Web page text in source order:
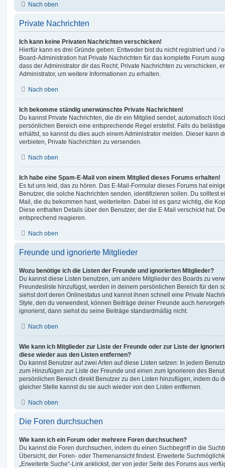
Nach oben
Private Nachrichten
Ich kann keine Privaten Nachrichten verschicken!
Hierfür kann es drei Gründe geben: Entweder bist du nicht registriert und /
Board-Administration hat Private Nachrichten für das komplette Forum
dass der Administrator dir das Recht, Private Nachrichten zu verschicken,
Administrator, um weitere Informationen zu erhalten.
Nach oben
Ich bekomme ständig unerwünschte Private Nachrichten!
Du kannst Private Nachrichten, die dir ein Mitglied sendet, automatisch
persönlichen Bereich eine entsprechende Regel erstellst. Falls du
erhältst, so kannst du dies auch einem Administrator melden. Dieser kann
verbieten, Private Nachrichten zu versenden.
Nach oben
Ich habe eine Spam-E-Mail von einem Mitglied dieses Forums erhalten!
Es tut uns leid, das zu hören. Das E-Mail-Formular dieses Forums hat
Benutzer, die solche Nachrichten senden, identifizieren sollen. Du solltest
Mail, die du bekommen hast, weiterleiten. Dabei ist es ganz wichtig, die
Diese enthalten Details über den Benutzer, der die E-Mail verschickt hat.
entsprechend reagieren.
Nach oben
Freunde und ignorierte Mitglieder
Wozu benötige ich die Listen der Freunde und ignorierten Mitglieder?
Du kannst diese Listen benutzen, um andere Mitglieder des Boards zu
Freundesliste hinzufügst, werden in deinem persönlichen Bereich für den
siehst dort deren Onlinestatus und kannst ihnen schnell eine Private
Style, den du verwendest, können Beiträge deiner Freunde auch
ignorierst, dann siehst du seine Beiträge standardmäßig nicht.
Nach oben
Wie kann ich Mitglieder zur Liste der Freunde oder zur Liste der
diese wieder aus den Listen entfernen?
Du kannst Benutzer auf zwei Arten auf diese Listen setzen: In jedem
zum Hinzufügen zur Liste der Freunde und einen zum Ignorieren des
persönlichen Bereich direkt Benutzer zu den Listen hinzufügen, indem du
gleicher Stelle kannst du sie auch wieder von den Listen entfernen.
Nach oben
Die Foren durchsuchen
Wie kann ich ein Forum oder mehrere Foren durchsuchen?
Du kannst die Foren durchsuchen, indem du einen Suchbegriff in die
Übersicht, der Foren- oder Themenansicht findest. Erweiterte
„Erweiterte Suche“-Link anklickst, der von jeder Seite des Forums aus